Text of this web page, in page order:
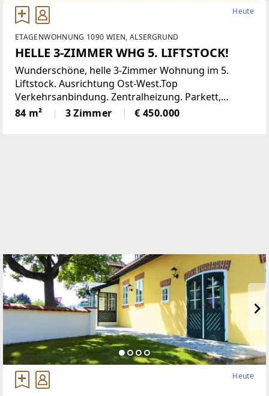
Heute
ETAGENWOHNUNG 1090 WIEN, ALSERGRUND
HELLE 3-ZIMMER WHG 5. LIFTSTOCK!
Wunderschöne, helle 3-Zimmer Wohnung im 5.
Liftstock. Ausrichtung Ost-West.Top
Verkehrsanbindung. Zentralheizung. Parkett,
Jalousien, Abstellraum. Kellerabteil.Diese
lichtdurchflutete Etagenwohnung bietet reichlich
84 m² 3 Zimmer € 450.000
Heute